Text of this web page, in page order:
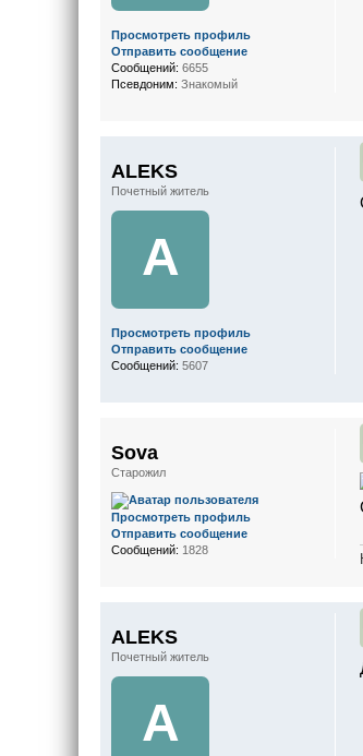
Просмотреть профиль
Отправить сообщение
Сообщений: 6655
Псевдоним: Знакомый
ALEKS
Почетный житель
A
Просмотреть профиль
Отправить сообщение
Сообщений: 5607
Sova
Старожил
Просмотреть профиль
Отправить сообщение
Сообщений: 1828
ALEKS
Почетный житель
A